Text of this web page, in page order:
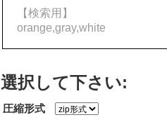
【検索用】
orange,gray,white
選択して下さい:
圧縮形式